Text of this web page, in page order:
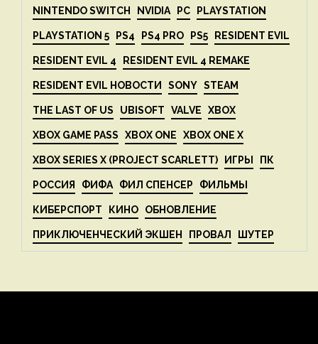
NINTENDO SWITCH NVIDIA PC PLAYSTATION
PLAYSTATION 5 PS4 PS4 PRO PS5 RESIDENT EVIL
RESIDENT EVIL 4 RESIDENT EVIL 4 REMAKE
RESIDENT EVIL НОВОСТИ SONY STEAM
THE LAST OF US UBISOFT VALVE XBOX
XBOX GAME PASS XBOX ONE XBOX ONE X
XBOX SERIES X (PROJECT SCARLETT) ИГРЫ ПК
РОССИЯ ФИФА ФИЛ СПЕНСЕР ФИЛЬМЫ
КИБЕРСПОРТ КИНО ОБНОВЛЕНИЕ
ПРИКЛЮЧЕНЧЕСКИЙ ЭКШЕН ПРОВАЛ ШУТЕР